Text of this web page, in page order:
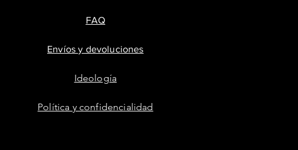
FAQ
Envíos y devoluciones
Ideología
Política y confidencialidad